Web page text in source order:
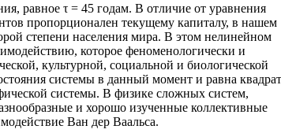
равное τ = 45 годам. В отличие от уравнения
пропорционален текущему капиталу, в нашем
степени населения мира. В этом нелинейном
которое феноменологически и
культурной, социальной и биологической
системы в данный момент и равна
системы. В физике сложных систем,
и хорошо изученные коллективные
Ван дер Ваальса.